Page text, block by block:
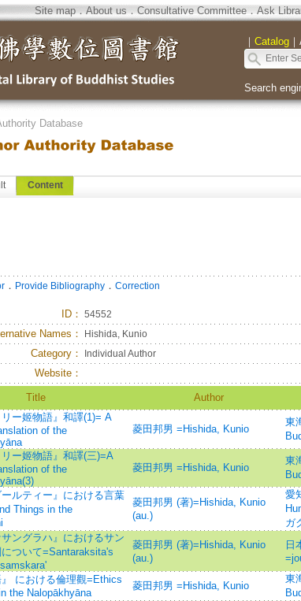
Site map．About us．Consultative Committee．Ask
｜ Catalog｜
Search
Database
Content
． Provide Bibliography． Correction
ID： 54552
Names： Hishida, Kunio
Category： Individual Author
Website：
Title Author
リー姬物語』和譯(1)= A
of the
菱田邦男 =Hishida, Kunio
東
リー姬物語』和譯(三)=A
of the
菱田邦男 =Hishida, Kunio
東
ールティー』における言葉
Things in the
菱田邦男 (著)=Hishida, Kunio
(au.)
愛
ガ
サングラハ』におけるサン
ついて=Santaraksita's
菱田邦男 (著)=Hishida, Kunio
(au.)
日
』 における倫理觀=Ethics
the Nalopākhyāna
菱田邦男 =Hishida, Kunio
東